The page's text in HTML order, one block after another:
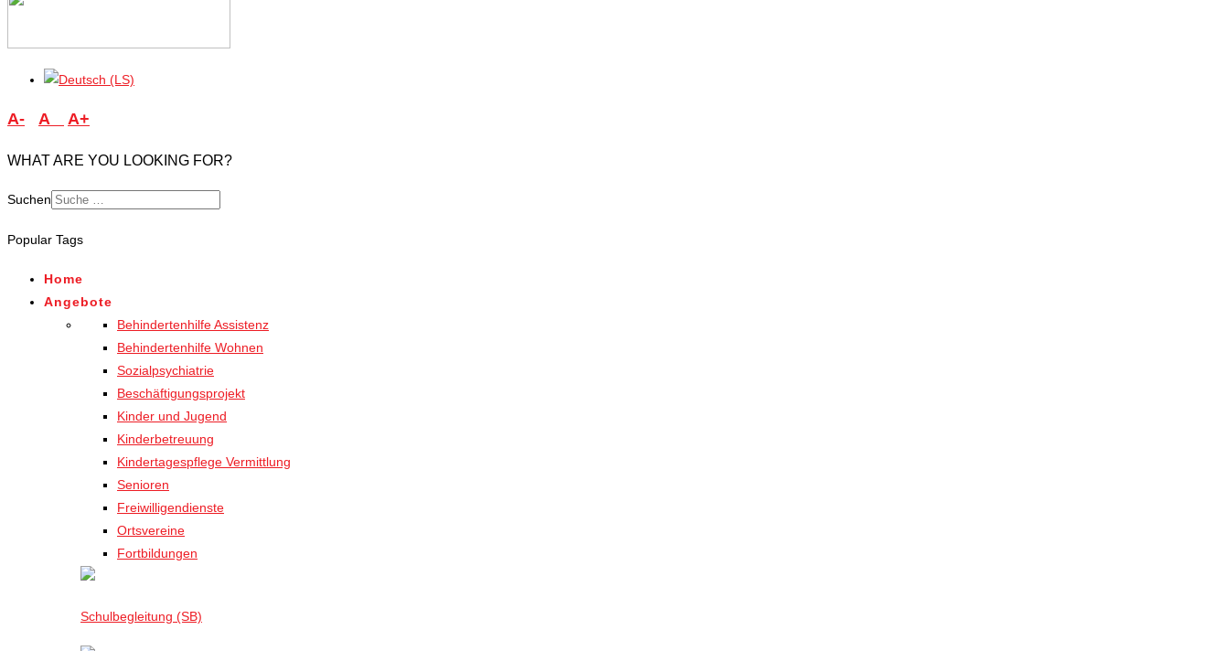
A- A A+
WHAT ARE YOU LOOKING FOR?
Suchen
for results.
Popular Tags
Home
Angebote
Behindertenhilfe Assistenz
Behindertenhilfe Wohnen
Sozialpsychiatrie
Beschäftigungsprojekt
Kinder und Jugend
Kinderbetreuung
Kindertagespflege Vermittlung
Senioren
Freiwilligendienste
Ortsvereine
Fortbildungen
Schulbegleitung (SB)